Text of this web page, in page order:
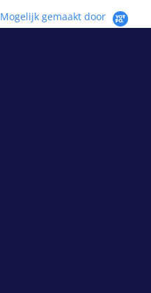
Mogelijk gemaakt door